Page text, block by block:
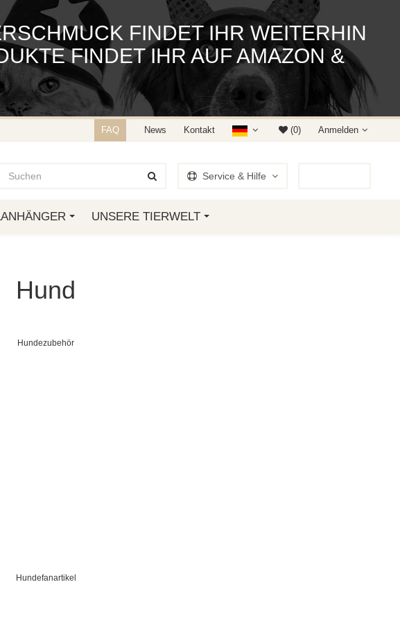
FINDET IHR WEITERHIN
FINDET IHR AUF AMAZON &
FAQ News Kontakt (0) Anmelden
Service & Hilfe
UNSERE TIERWELT
Hund
Hundezubehör
Hundefanartikel